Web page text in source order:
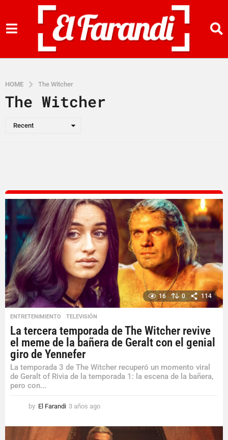
HOME The Witcher
The Witcher
Recent
16 0 114
ENTRETENIMIENTO ,TELEVISIÓN
La tercera temporada de The Witcher revive
el meme de la bañera de Geralt con el genial
giro de Yennefer
La temporada 3 de The Witcher recuperó un momento viral
de Geralt of Rivia de la temporada 1: la escena de la bañera,
pero con...
by El Farandi 3 años ago
ñ
o